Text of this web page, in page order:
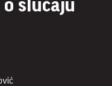
slučaju